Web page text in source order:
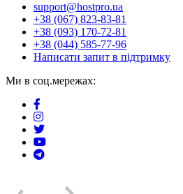
support@hostpro.ua
+38 (067) 823-83-81
+38 (093) 170-72-81
+38 (044) 585-77-96
Написати запит в підтримку
Ми в соц.мережах: